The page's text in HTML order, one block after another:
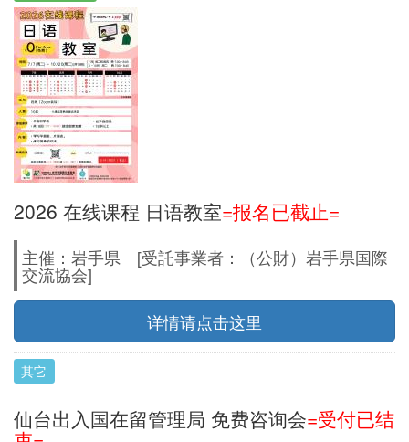
2026 在线课程 日语教室=报名已截止=
主催：岩手県 [受託事業者：（公財）岩手県国際
交流協会]
详情请点击这里
其它
仙台出入国在留管理局 免费咨询会=受付已结